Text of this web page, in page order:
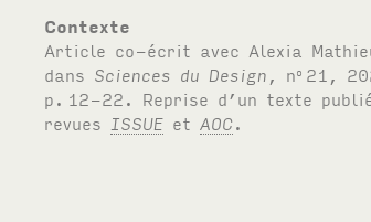
Contexte
Article co-écrit avec Alexia
dans Sciences du Design , no 21,
p. 12-22. Reprise d’un texte
revues ISSUE et AOC.